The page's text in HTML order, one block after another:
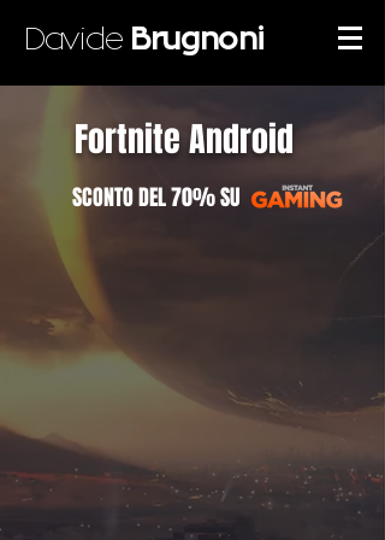
Davide Brugnoni
Fortnite Android
SCONTO DEL 70% SU